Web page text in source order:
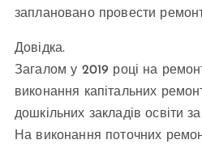
заплановано провести
Довідка.
Загалом у 2019 році на
виконання капітальних
дошкільних закладів освіти
На виконання поточних